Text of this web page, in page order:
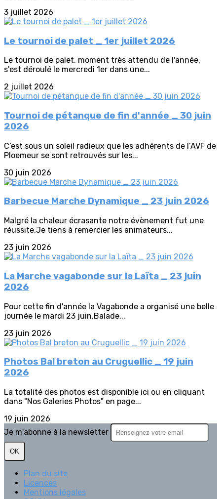
3 juillet 2026
Le tournoi de palet _ 1er juillet 2026
Le tournoi de palet, moment très attendu de l'année,
s'est déroulé le mercredi 1er dans une...
2 juillet 2026
Tournoi de pétanque de fin d'année _ 30 juin
2026
C’est sous un soleil radieux que les adhérents de l’AVF de
Ploemeur se sont retrouvés sur les...
30 juin 2026
Barbecue Marche Dynamique _ 23 juin 2026
Malgré la chaleur écrasante notre évènement fut une
réussite.Je tiens à remercier les animateurs...
23 juin 2026
La Marche vagabonde sur la Laïta _ 23 juin
2026
Pour cette fin d'année la Vagabonde a organisé une belle
journée le mardi 23 juin.Balade...
23 juin 2026
Photos Bal breton au Cruguellic _ 19 juin
2026
La totalité des photos est disponible ici ou en cliquant
dans "Nos Galeries Photos" en page...
19 juin 2026
Je m'abonne à la newsletter
OK
Plan du site
Licences
Mentions légales